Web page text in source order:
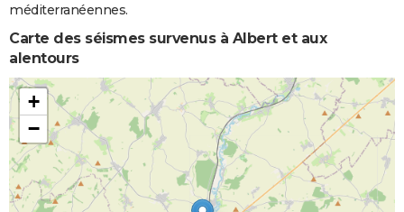
méditerranéennes.
Carte des séismes survenus à Albert et aux
alentours
+
−